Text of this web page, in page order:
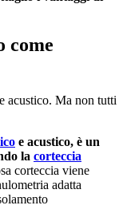
come
acustico. Ma non tutti
e acustico, è un
la corteccia
corteccia viene
adatta